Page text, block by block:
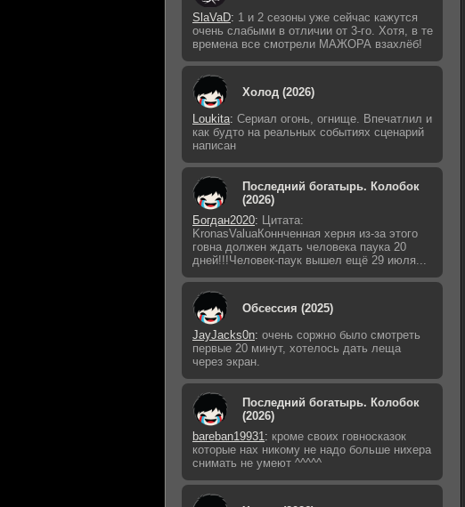
SlaVaD: 1 и 2 сезоны уже сейчас кажутся
очень слабыми в отличии от 3-го. Хотя, в те
времена все смотрели МАЖОРА взахлёб!
Холод (2026)
Loukita: Сериал огонь, огнище. Впечатлил и
как будто на реальных событиях сценарий
написан
Последний богатырь. Колобок
(2026)
Богдан2020: Цитата:
KronasValuaКоннченная херня из-за этого
говна должен ждать человека паука 20
дней!!!Человек-паук вышел ещё 29 июля...
Обсессия (2025)
JayJacks0n: очень соржно было смотреть
первые 20 минут, хотелось дать леща
через экран.
Последний богатырь. Колобок
(2026)
bareban19931: кроме своих говносказок
которые нах никому не надо больше нихера
снимать не умеют ^^^^^